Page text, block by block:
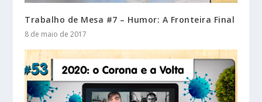
Trabalho de Mesa #7 – Humor: A Fronteira Final
8 de maio de 2017